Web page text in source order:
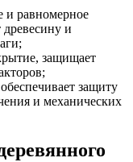
и равномерное
и
защищает
защиту
и механических